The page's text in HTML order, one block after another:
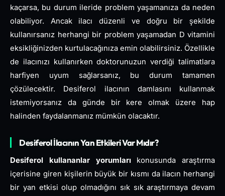
kaçarsa, bu durum ileride problem yaşamanıza da neden
olabiliyor. Ancak ilacı düzenli ve doğru bir şekilde
kullanırsanız herhangi bir problem yaşamadan D vitamini
eksikliğinizden kurtulacağınıza emin olabilirsiniz. Özellikle
de ilacınızı kullanırken doktorunuzun verdiği talimatlara
harfiyen uyum sağlarsanız, bu durum tamamen
çözülecektir. Desiferol ilacının damlasını kullanmak
istemiyorsanız da günde bir kere olmak üzere hap
halinden faydalanmanız mümkün olacaktır.
Desiferol İlacının Yan Etkileri Var Mıdır?
Desiferol kullananlar yorumları konusunda araştırma
içerisine giren kişilerin büyük bir kısmı da ilacın herhangi
bir yan etkisi olup olmadığını sık sık araştırmaya devam